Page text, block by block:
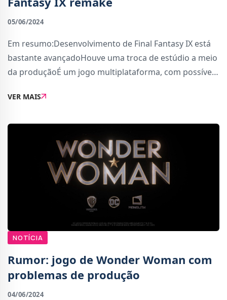
05/06/2024
Em resumo:Desenvolvimento de Final Fantasy IX está
bastante avançadoHouve uma troca de estúdio a meio
da produçãoÉ um jogo multiplataforma, com possível
revelou novas informações sobre Final F
VER MAIS
NOTÍCIA
Rumor: jogo de Wonder Woman com
problemas de produção
04/06/2024